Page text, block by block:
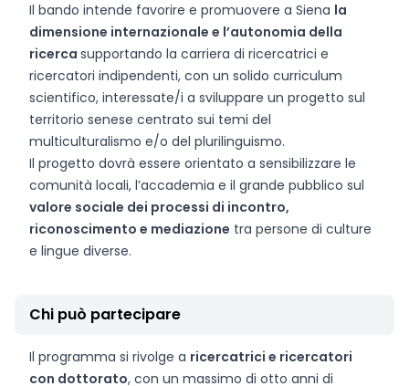
Il bando intende favorire e promuovere a Siena la
dimensione internazionale e l’autonomia della
ricerca supportando la carriera di ricercatrici e
ricercatori indipendenti, con un solido curriculum
scientifico, interessate/i a sviluppare un progetto sul
territorio senese centrato sui temi del
multiculturalismo e/o del plurilinguismo.
Il progetto dovrà essere orientato a sensibilizzare le
comunità locali, l’accademia e il grande pubblico sul
valore sociale dei processi di incontro,
riconoscimento e mediazione tra persone di culture
e lingue diverse.
Chi può partecipare
Il programma si rivolge a ricercatrici e ricercatori
con dottorato, con un massimo di otto anni di